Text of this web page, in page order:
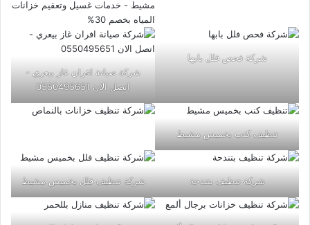
شركة فحص فلل بابها
شركة صيانة افران غاز بيعري -
اتصل الان 0550495651
تنظيف كنب بخميس مشيط
شركة تنظيف بتندحة شركة تنظيف فلل بخميس مشيط